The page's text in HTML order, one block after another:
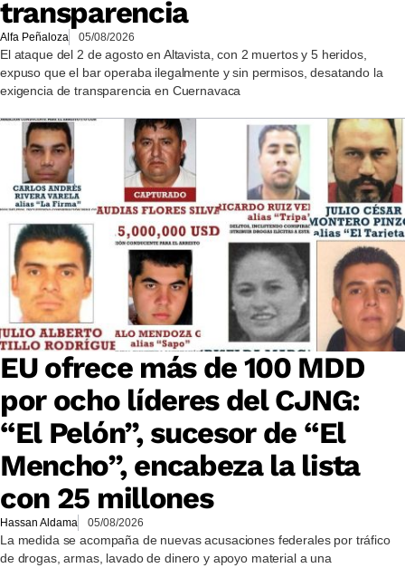
transparencia
Alfa Peñaloza 05/08/2026
El ataque del 2 de agosto en Altavista, con 2 muertos y 5 heridos,
expuso que el bar operaba ilegalmente y sin permisos, desatando la
exigencia de transparencia en Cuernavaca
EU ofrece más de 100 MDD
por ocho líderes del CJNG:
“El Pelón”, sucesor de “El
Mencho”, encabeza la lista
con 25 millones
Hassan Aldama 05/08/2026
La medida se acompaña de nuevas acusaciones federales por tráfico
de drogas, armas, lavado de dinero y apoyo material a una